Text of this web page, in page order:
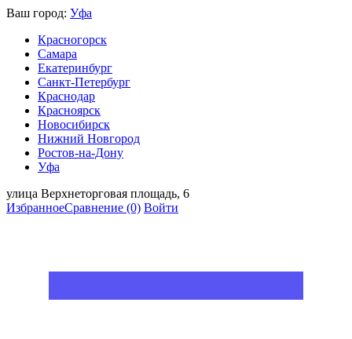
Ваш город: Уфа
Красногорск
Самара
Екатеринбург
Санкт-Петербург
Краснодар
Красноярск
Новосибирск
Нижний Новгород
Ростов-на-Дону
Уфа
улица Верхнеторговая площадь, 6
ИзбранноеСравнение (0) Войти